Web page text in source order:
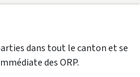
dans tout le canton et se
des ORP.